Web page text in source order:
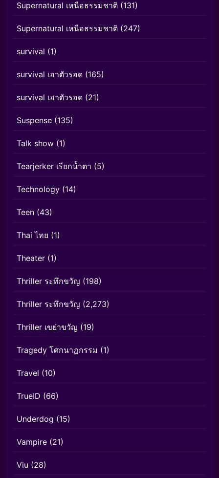
Supernatural เหนือธรรมชาติ (131)
Supernatural เหนือธรรมชาติ (247)
survival (1)
survival เอาตัวรอด (165)
survival เอาตัวรอด (21)
Suspense (135)
Talk show (1)
Tearjerker เรียกน้ำตา (5)
Technology (14)
Teen (43)
Thai ไทย (1)
Theater (1)
Thriller ระทึกขวัญ (198)
Thriller ระทึกขวัญ (2,273)
Thriller เขย่าขวัญ (19)
Tragedy โศกนาฏกรรม (1)
Travel (10)
TrueID (66)
Underdog (15)
Vampire (21)
Viu (28)